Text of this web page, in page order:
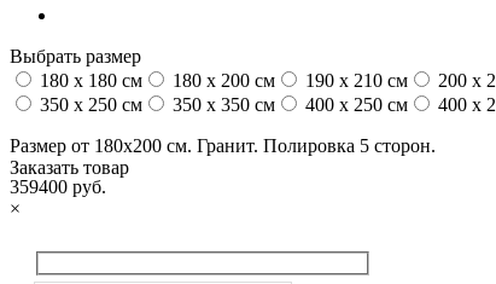
Выбрать размер
180 x 180 см
180 x 200 см 190 x 210 см 200 x
350 x 250 см
350 x 350 см 400 x 250 см 400 x
Размер от 180х200 см. Гранит. Полировка 5 сторон.
359400 руб.
Заказать товар
×